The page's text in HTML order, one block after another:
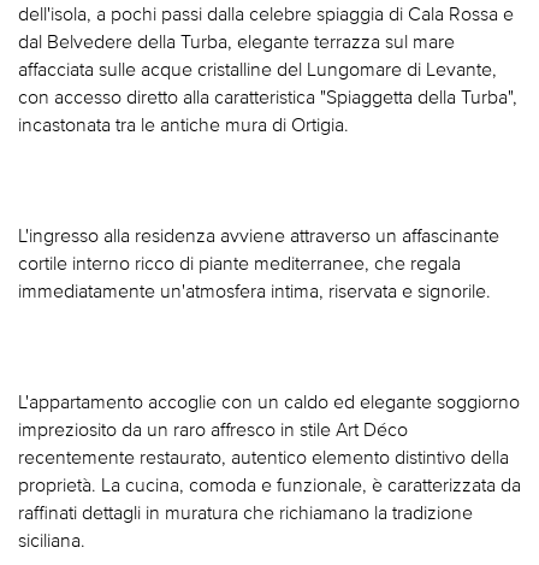
dell'isola, a pochi passi dalla celebre spiaggia di Cala Rossa e
dal Belvedere della Turba, elegante terrazza sul mare
affacciata sulle acque cristalline del Lungomare di Levante,
con accesso diretto alla caratteristica "Spiaggetta della Turba",
incastonata tra le antiche mura di Ortigia.
L'ingresso alla residenza avviene attraverso un affascinante
cortile interno ricco di piante mediterranee, che regala
immediatamente un'atmosfera intima, riservata e signorile.
L'appartamento accoglie con un caldo ed elegante soggiorno
impreziosito da un raro affresco in stile Art Déco
recentemente restaurato, autentico elemento distintivo della
proprietà. La cucina, comoda e funzionale, è caratterizzata da
raffinati dettagli in muratura che richiamano la tradizione
siciliana.